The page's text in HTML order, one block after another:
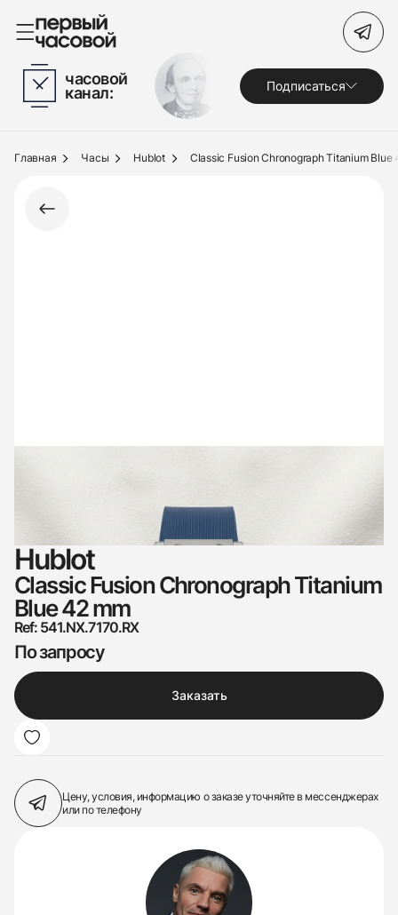
Часы
Украшения
Под заказ
Поиск по сайту
часовой
канал: Подписаться
Главная Часы Hublot Classic Fusion Chronograph Titanium Blue
Hublot
Classic Fusion Chronograph Titanium
Blue 42 mm
Ref: 541.NX.7170.RX
По запросу
Заказать
Цену, условия, информацию о заказеуточняйте в мессенджерах
или по телефону